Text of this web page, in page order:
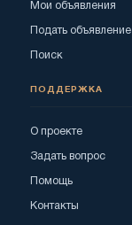
Мои объявления
Подать объявление
Поиск
ПОДДЕРЖКА
О проекте
Задать вопрос
Помощь
Контакты